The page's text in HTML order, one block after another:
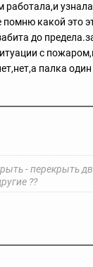
работала,и
помню какой это
до
с
палка один
- перекрыть
??